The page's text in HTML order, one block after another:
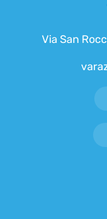
Via San